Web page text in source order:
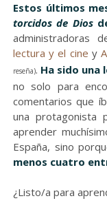
Estos últimos
torcidos de Dios
administradoras
lectura y el cine y
reseña). Ha sido una
no solo para
comentarios que
una
aprender
España, sino
menos cuatro
¿Listo/a para